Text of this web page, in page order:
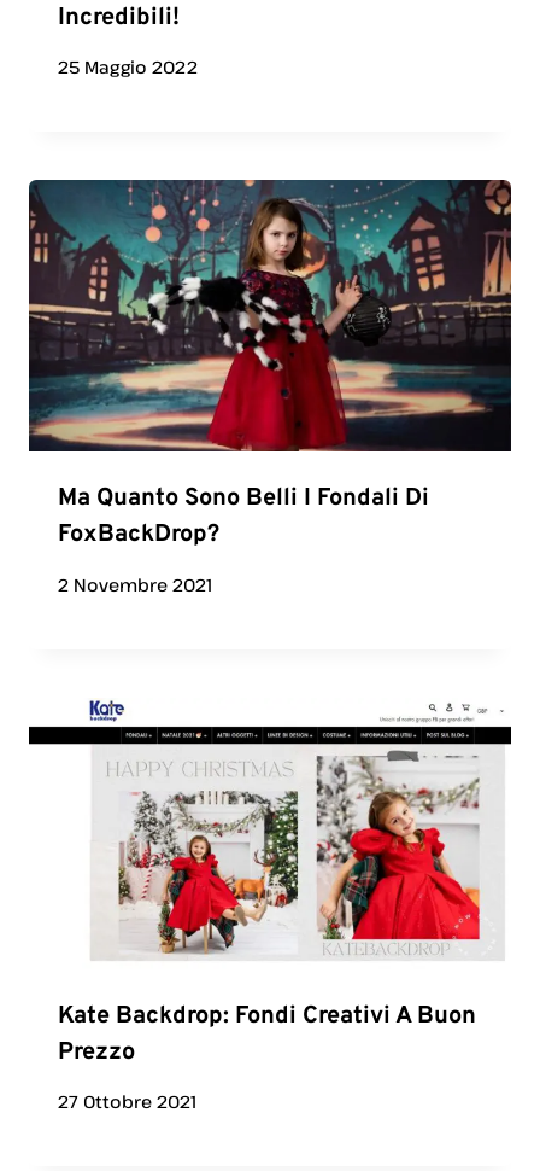
Incredibili!
25 Maggio 2022
Ma Quanto Sono Belli I Fondali Di
FoxBackDrop?
2 Novembre 2021
Kate Backdrop: Fondi Creativi A Buon
Prezzo
27 Ottobre 2021